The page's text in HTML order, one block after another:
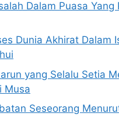
Dalam Puasa Yang
Dunia Akhirat Dalam
yang Selalu Setia
Musa
Seseorang